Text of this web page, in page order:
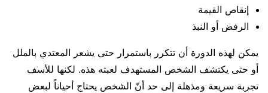
إنقاص القيمة
الرفض أو النبذ
يمكن لهذه الدورة أن تتكرر باستمرار حتى يشعر المعتدي بالملل
أو حتى يكتشف الشخص المستهدف لعبته هذه. لكنها للأسف
تجربة سريعة ومذهلة إلى حد أنّ الشخص يحتاج أحياناً لبعض